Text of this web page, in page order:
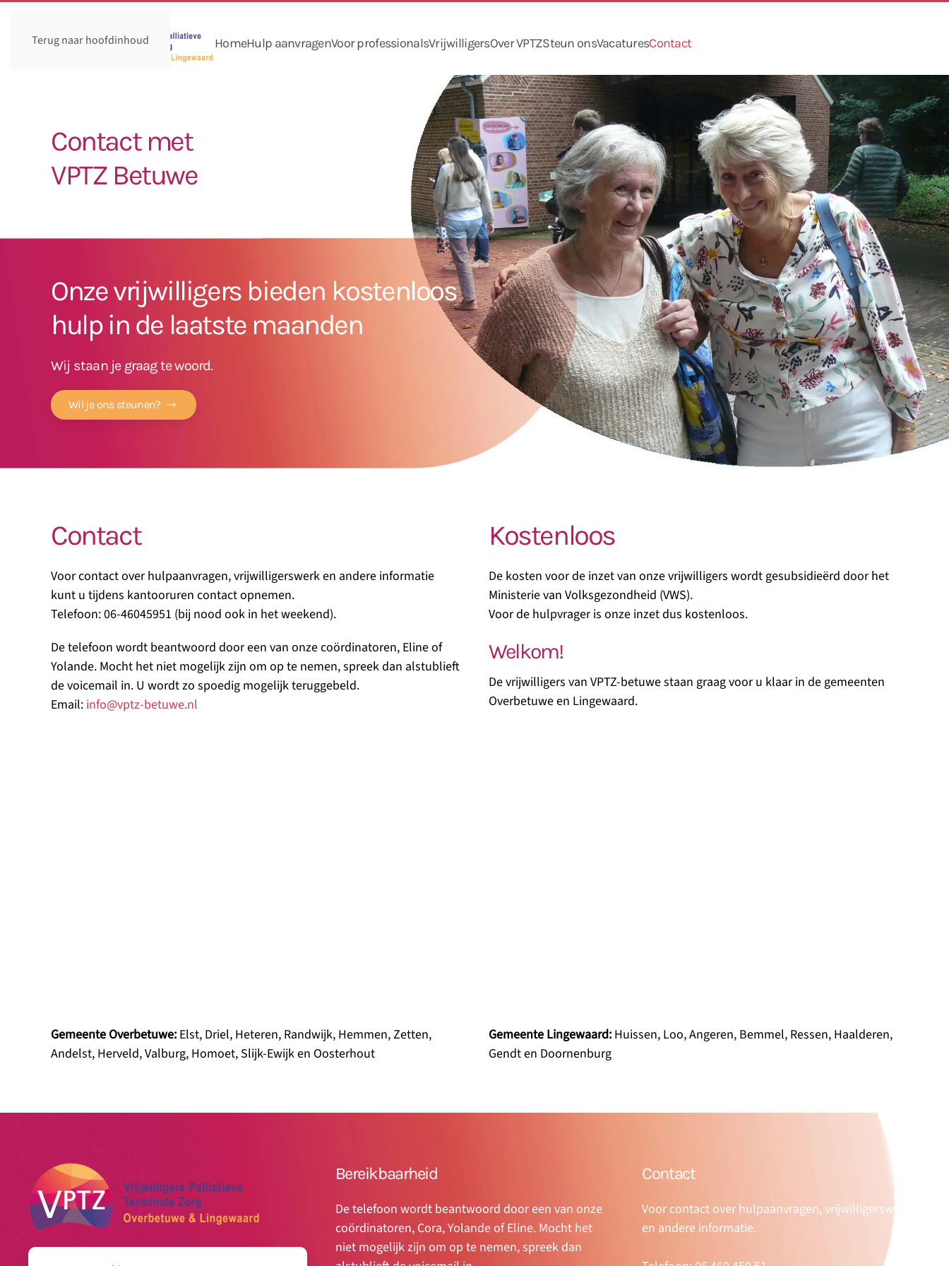
Terug naar hoofdinhoud HomeHulp aanvragenVoor professionalsVrijwilligersOver VPTZSteun onsVacaturesContact
Contact met
VPTZ Betuwe
Onze vrijwilligers bieden kostenloos
hulp in de laatste maanden
Wij staan je graag te woord.
Wil je ons steunen?
Contact
Voor contact over hulpaanvragen, vrijwilligerswerk en andere informatie
kunt u tijdens kantooruren contact opnemen.
Telefoon: 06-46045951 (bij nood ook in het weekend).
De telefoon wordt beantwoord door een van onze coördinatoren, Eline of
Yolande. Mocht het niet mogelijk zijn om op te nemen, spreek dan alstublieft
de voicemail in. U wordt zo spoedig mogelijk teruggebeld.
Email: info@vptz-betuwe.nl
Kostenloos
De kosten voor de inzet van onze vrijwilligers wordt gesubsidieërd door het
Ministerie van Volksgezondheid (VWS).
Voor de hulpvrager is onze inzet dus kostenloos.
Welkom!
De vrijwilligers van VPTZ-betuwe staan graag voor u klaar in de gemeenten
Overbetuwe en Lingewaard.
Gemeente Overbetuwe: Elst, Driel, Heteren, Randwijk, Hemmen, Zetten,
Andelst, Herveld, Valburg, Homoet, Slijk-Ewijk en Oosterhout
Gemeente Lingewaard: Huissen, Loo, Angeren, Bemmel, Ressen, Haalderen,
Gendt en Doornenburg
Bereikbaarheid
De telefoon wordt beantwoord door een van onze
coördinatoren, Cora, Yolande of Eline. Mocht het
niet mogelijk zijn om op te nemen, spreek dan
Contact
Voor contact over hulpaanvragen, vrijwilligerswerk
en andere informatie.